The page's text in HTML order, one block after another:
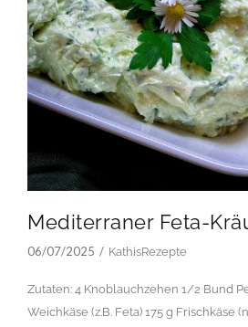
Mediterraner Feta-
06/07/2025 KathisRezepte
Zutaten: 4 Knoblauchzehen 1/2 Bund
Weichkäse (z.B. Feta) 175 g Frischkäse